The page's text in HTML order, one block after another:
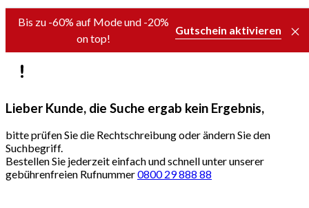
Bis zu -60% auf Mode und -20%
on top!
Gutschein aktivieren
Lieber Kunde, die Suche ergab kein Ergebnis,
bitte prüfen Sie die Rechtschreibung oder ändern Sie den
Suchbegriff.
Bestellen Sie jederzeit einfach und schnell unter unserer
gebührenfreien Rufnummer0800 29 888 88